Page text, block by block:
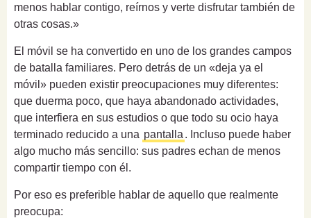
menos hablar contigo, reírnos y verte disfrutar también de
otras cosas.»
El móvil se ha convertido en uno de los grandes campos
de batalla familiares. Pero detrás de un «deja ya el
móvil» pueden existir preocupaciones muy diferentes:
que duerma poco, que haya abandonado actividades,
que interfiera en sus estudios o que todo su ocio haya
terminado reducido a una pantalla . Incluso puede haber
algo mucho más sencillo: sus padres echan de menos
compartir tiempo con él.
Por eso es preferible hablar de aquello que realmente
preocupa: